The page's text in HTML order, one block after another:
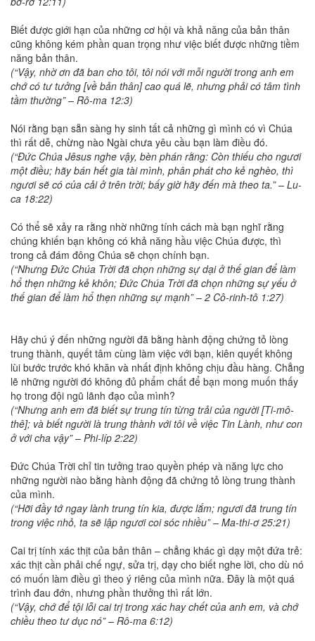
Biết được giới hạn của những cơ hội và khả năng của bản thân
cũng không kém phần quan trọng như việc biết được những tiềm
năng bản thân.
(“Vậy, nhờ ơn đã ban cho tôi, tôi nói với mỗi người trong anh em
chớ có tư tưởng [về bản thân] cao quá lẽ, nhưng phải có tâm tình
tầm thường” – Rô-ma 12:3)
Nói rằng bạn sẵn sàng hy sinh tất cả những gì mình có vì Chúa
thì rất dễ, chừng nào Ngài chưa yêu cầu bạn làm điều đó.
(“Đức Chúa Jêsus nghe vậy, bèn phán rằng: Còn thiếu cho ngươi
một điều; hãy bán hết gia tài mình, phân phát cho kẻ nghèo, thì
ngươi sẽ có của cải ở trên trời; bấy giờ hãy đến mà theo ta.” – Lu-
ca 18:22)
Có thể sẽ xảy ra rằng nhờ những tính cách mà bạn nghĩ rằng
chúng khiến bạn không có khả năng hầu việc Chúa được, thì
trong cả đám đông Chúa sẽ chọn chính bạn.
(“Nhưng Đức Chúa Trời đã chọn những sự dại ở thế gian để làm
hổ thẹn những kẻ khôn; Đức Chúa Trời đã chọn những sự yếu ở
thế gian để làm hổ thẹn những sự mạnh” – 2 Cô-rinh-tô 1:27)
Hãy chú ý đến những người đã bằng hành động chứng tỏ lòng
trung thành, quyết tâm cùng làm việc với bạn, kiên quyết không
lùi bước trước khó khăn và nhất định không chịu đầu hàng. Chẳng
lẽ những người đó không đủ phẩm chất để bạn mong muốn thấy
họ trong đội ngũ lãnh đạo của mình?
(“Nhưng anh em đã biết sự trung tín từng trải của người [Ti-mô-
thê]; và biết người là trung thành với tôi về việc Tin Lành, như con
ở với cha vậy” – Phi-líp 2:22)
Đức Chúa Trời chỉ tin tưởng trao quyền phép và năng lực cho
những người nào bằng hành động đã chứng tỏ lòng trung thành
của mình.
(“Hỡi đầy tớ ngay lành trung tín kia, được lắm; ngươi đã trung tín
trong việc nhỏ, ta sẽ lập ngươi coi sóc nhiều” – Ma-thi-ơ 25:21)
Cai trị tính xác thịt của bản thân – chẳng khác gì dạy một đứa trẻ:
xác thịt cần phải chế ngự, sửa trị, dạy cho biết nghe lời, cho dù nó
có muốn làm điều gì theo ý riêng của mình nữa. Đây là một quá
trình đau đớn, nhưng phần thưởng thì rất lớn.
(“Vậy, chớ để tội lỗi cai trị trong xác hay chết của anh em, và chớ
chiều theo tư dục nó” – Rô-ma 6:12)